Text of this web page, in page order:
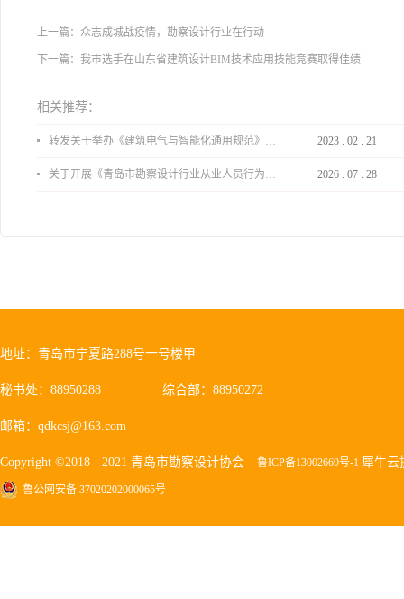
上一篇： 众志成城战疫情，勘察设计行业在行动
下一篇： 我市选手在山东省建筑设计BIM技术应用技能竞赛取得佳绩
相关推荐：
转发关于举办《建筑电气与智能化通用规范》 GB55024-2022公益宣贯的通知 2023 . 02 . 21
关于开展《青岛市勘察设计行业从业人员行为导则》、《青岛市住宅工程设计审查品质提升指引（2026版）》宣贯活动的通知 2026 . 07 . 28
地址：青岛市宁夏路288号一号楼甲
秘书处：88950288 综合部：88950272
邮箱：qdkcsj@163.com
Copyright ©2018 - 2021 青岛市勘察设计协会 鲁ICP备13002669号-1 犀牛云
鲁公网安备 37020202000065号